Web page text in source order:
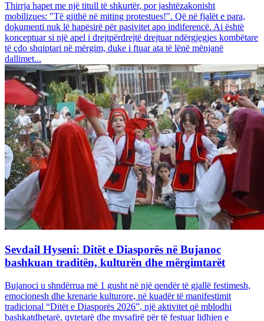
Thirrja hapet me një titull të shkurtër, por jashtëzakonisht
mobilizues: "Të gjithë në miting protestues!". Që në fjalët e para,
dokumenti nuk lë hapësirë për pasivitet apo indiferencë. Ai është
konceptuar si një apel i drejtpërdrejtë drejtuar ndërgjegjes kombëtare
të çdo shqiptari në mërgim, duke i ftuar ata të lënë mënjanë
dallimet...
Sevdail Hyseni: Ditët e Diasporës në Bujanoc
bashkuan traditën, kulturën dhe mërgimtarët
Bujanoci u shndërrua më 1 gusht në një qendër të gjallë festimesh,
emocionesh dhe krenarie kulturore, në kuadër të manifestimit
tradicional “Ditët e Diasporës 2026”, një aktivitet që mblodhi
bashkatdhetarë, qytetarë dhe mysafirë për të festuar lidhjen e